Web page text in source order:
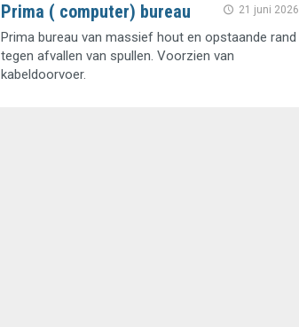
21 juni 2026
Prima ( computer) bureau
Prima bureau van massief hout en opstaande rand
tegen afvallen van spullen. Voorzien van
kabeldoorvoer.